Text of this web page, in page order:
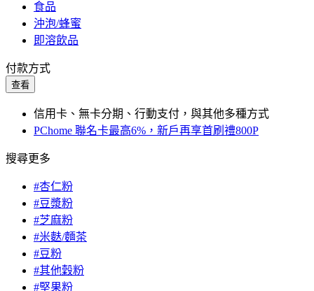
食品
沖泡/蜂蜜
即溶飲品
付款方式
查看
信用卡、無卡分期、行動支付，與其他多種方式
PChome 聯名卡最高6%，新戶再享首刷禮800P
搜尋更多
#杏仁粉
#豆漿粉
#芝麻粉
#米麩/麵茶
#豆粉
#其他穀粉
#堅果粉